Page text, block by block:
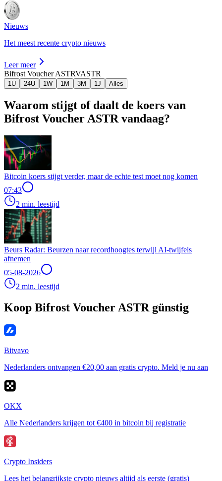
Nieuws
Het meest recente crypto nieuws
Leer meer
Bifrost Voucher ASTRVASTR
1U 24U 1W 1M 3M 1J Alles
Waarom stijgt of daalt de koers van
Bifrost Voucher ASTR vandaag?
Bitcoin koers stijgt verder, maar de echte test moet nog komen
07:43
2 min. leestijd
Beurs Radar: Beurzen naar recordhoogtes terwijl AI-twijfels
afnemen
05-08-2026
2 min. leestijd
Koop Bifrost Voucher ASTR günstig
Bitvavo
Nederlanders ontvangen €20,00 aan gratis crypto. Meld je nu aan
OKX
Alle Nederlanders krijgen tot €400 in bitcoin bij registratie
Crypto Insiders
Lees het belangrijkste crypto nieuws altijd als eerste (gratis)